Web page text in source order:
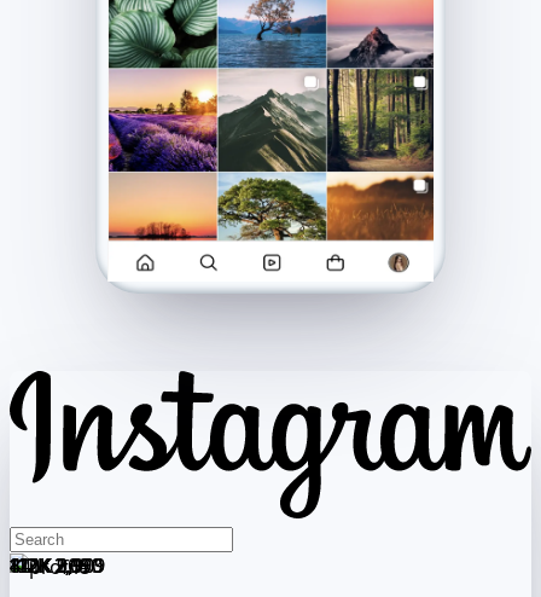
412K2,909
412K1,993
112K2,090
841K909
120K3,909
112K2,090